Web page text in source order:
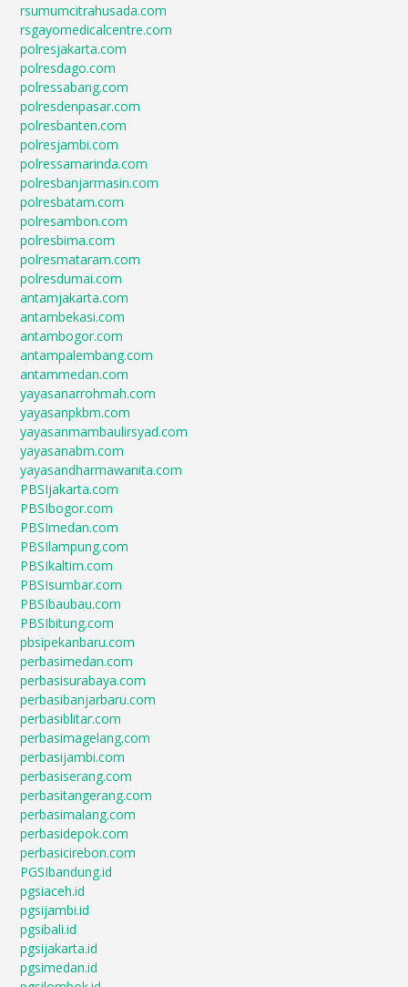
rsumumcitrahusada.com
rsgayomedicalcentre.com
polresjakarta.com
polresdago.com
polressabang.com
polresdenpasar.com
polresbanten.com
polresjambi.com
polressamarinda.com
polresbanjarmasin.com
polresbatam.com
polresambon.com
polresbima.com
polresmataram.com
polresdumai.com
antamjakarta.com
antambekasi.com
antambogor.com
antampalembang.com
antammedan.com
yayasanarrohmah.com
yayasanpkbm.com
yayasanmambaulirsyad.com
yayasanabm.com
yayasandharmawanita.com
PBSIjakarta.com
PBSIbogor.com
PBSImedan.com
PBSIlampung.com
PBSIkaltim.com
PBSIsumbar.com
PBSIbaubau.com
PBSIbitung.com
pbsipekanbaru.com
perbasimedan.com
perbasisurabaya.com
perbasibanjarbaru.com
perbasiblitar.com
perbasimagelang.com
perbasijambi.com
perbasiserang.com
perbasitangerang.com
perbasimalang.com
perbasidepok.com
perbasicirebon.com
PGSIbandung.id
pgsiaceh.id
pgsijambi.id
pgsibali.id
pgsijakarta.id
pgsimedan.id